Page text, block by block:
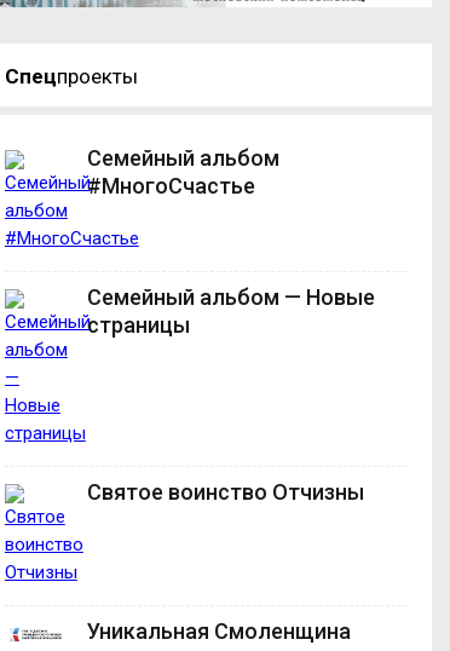
Спецпроекты
Семейный альбом
#МногоСчастье
Семейный альбом — Новые
страницы
Святое воинство Отчизны
Уникальная Смоленщина